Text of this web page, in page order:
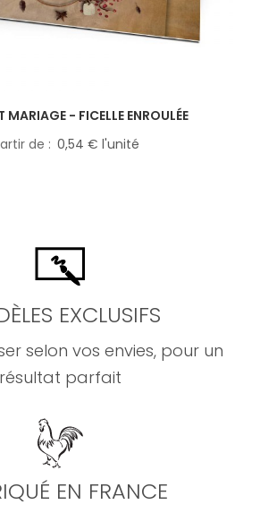
MARIAGE - FICELLE ENROULÉE
de
0,54 € l'unité
EXCLUSIFS
selon vos envies, pour un
résultat parfait
EN FRANCE